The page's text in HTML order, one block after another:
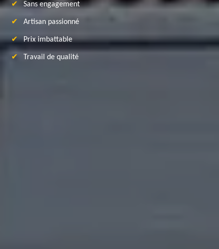
Sans engagement
Artisan passionné
Prix imbattable
Travail de qualité